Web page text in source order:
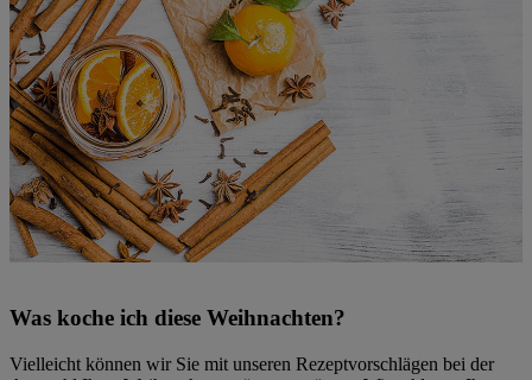
Was koche ich diese Weihnachten?
Vielleicht können wir Sie mit unseren Rezeptvorschlägen bei der